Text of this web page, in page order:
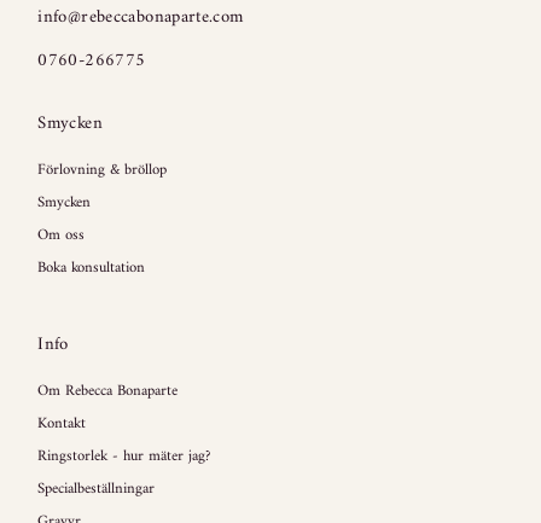
info@rebeccabonaparte.com
0760-266775
Smycken
Förlovning & bröllop
Smycken
Om oss
Boka konsultation
Info
Om Rebecca Bonaparte
Kontakt
Ringstorlek - hur mäter jag?
Specialbeställningar